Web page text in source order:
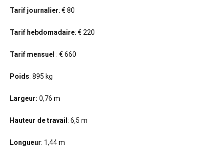
Tarif journalier: € 80
Tarif hebdomadaire: € 220
Tarif mensuel : € 660
Poids: 895 kg
Largeur: 0,76 m
Hauteur de travail : 6,5 m
Longueur: 1,44 m